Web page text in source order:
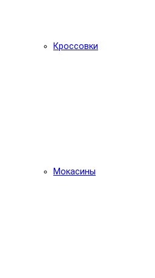
Кроссовки
Мокасины